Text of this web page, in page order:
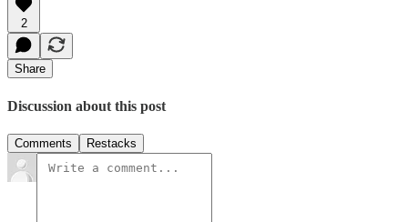
2
Share
Discussion about this post
Comments Restacks